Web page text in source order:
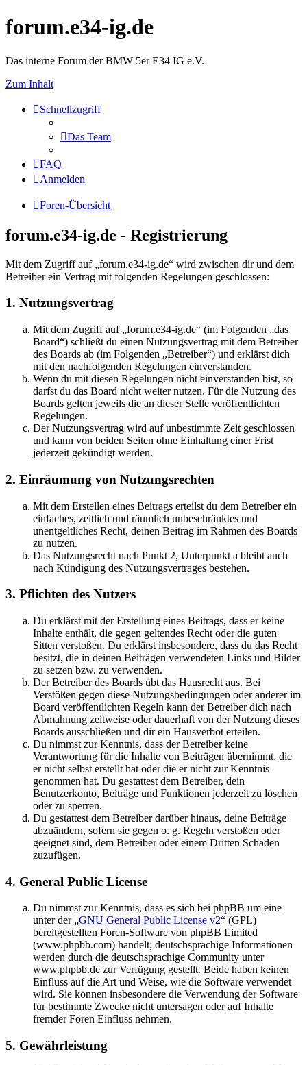
forum.e34-ig.de
Das interne Forum der BMW 5er E34 IG e.V.
Zum Inhalt
Schnellzugriff
Das Team
FAQ
Anmelden
Foren-Übersicht
forum.e34-ig.de - Registrierung
Mit dem Zugriff auf „forum.e34-ig.de“ wird zwischen dir und dem
Betreiber ein Vertrag mit folgenden Regelungen geschlossen:
1. Nutzungsvertrag
Mit dem Zugriff auf „forum.e34-ig.de“ (im Folgenden „das
Board“) schließt du einen Nutzungsvertrag mit dem Betreiber
des Boards ab (im Folgenden „Betreiber“) und erklärst dich
mit den nachfolgenden Regelungen einverstanden.
Wenn du mit diesen Regelungen nicht einverstanden bist, so
darfst du das Board nicht weiter nutzen. Für die Nutzung des
Boards gelten jeweils die an dieser Stelle veröffentlichten
Regelungen.
Der Nutzungsvertrag wird auf unbestimmte Zeit geschlossen
und kann von beiden Seiten ohne Einhaltung einer Frist
jederzeit gekündigt werden.
2. Einräumung von Nutzungsrechten
Mit dem Erstellen eines Beitrags erteilst du dem Betreiber ein
einfaches, zeitlich und räumlich unbeschränktes und
unentgeltliches Recht, deinen Beitrag im Rahmen des Boards
zu nutzen.
Das Nutzungsrecht nach Punkt 2, Unterpunkt a bleibt auch
nach Kündigung des Nutzungsvertrages bestehen.
3. Pflichten des Nutzers
Du erklärst mit der Erstellung eines Beitrags, dass er keine
Inhalte enthält, die gegen geltendes Recht oder die guten
Sitten verstoßen. Du erklärst insbesondere, dass du das Recht
besitzt, die in deinen Beiträgen verwendeten Links und Bilder
zu setzen bzw. zu verwenden.
Der Betreiber des Boards übt das Hausrecht aus. Bei
Verstößen gegen diese Nutzungsbedingungen oder anderer im
Board veröffentlichten Regeln kann der Betreiber dich nach
Abmahnung zeitweise oder dauerhaft von der Nutzung dieses
Boards ausschließen und dir ein Hausverbot erteilen.
Du nimmst zur Kenntnis, dass der Betreiber keine
Verantwortung für die Inhalte von Beiträgen übernimmt, die
er nicht selbst erstellt hat oder die er nicht zur Kenntnis
genommen hat. Du gestattest dem Betreiber, dein
Benutzerkonto, Beiträge und Funktionen jederzeit zu löschen
oder zu sperren.
Du gestattest dem Betreiber darüber hinaus, deine Beiträge
abzuändern, sofern sie gegen o. g. Regeln verstoßen oder
geeignet sind, dem Betreiber oder einem Dritten Schaden
zuzufügen.
4. General Public License
Du nimmst zur Kenntnis, dass es sich bei phpBB um eine
unter der „GNU General Public License v2“ (GPL)
bereitgestellten Foren-Software von phpBB Limited
(www.phpbb.com) handelt; deutschsprachige Informationen
werden durch die deutschsprachige Community unter
www.phpbb.de zur Verfügung gestellt. Beide haben keinen
Einfluss auf die Art und Weise, wie die Software verwendet
wird. Sie können insbesondere die Verwendung der Software
für bestimmte Zwecke nicht untersagen oder auf Inhalte
fremder Foren Einfluss nehmen.
5. Gewährleistung